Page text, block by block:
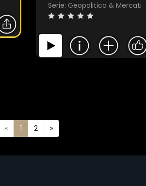
Serie: Geopolitica & Mercati
« 1 2 »